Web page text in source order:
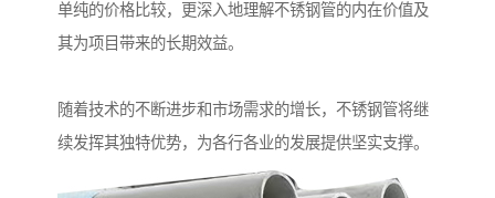
单纯的价格比较，更深入地理解不锈钢管的内在价值及
其为项目带来的长期效益。
随着技术的不断进步和市场需求的增长，不锈钢管将继
续发挥其独特优势，为各行各业的发展提供坚实支撑。